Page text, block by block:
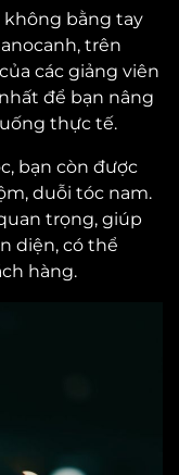
không bằng tay
trên
các giảng viên
để bạn nâng
thực tế.
bạn còn được
duỗi tóc nam.
trọng, giúp
diện, có thể
hàng.